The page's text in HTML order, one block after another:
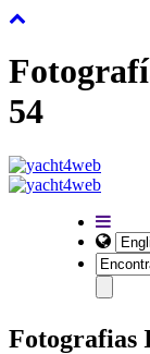
54
Fotografias